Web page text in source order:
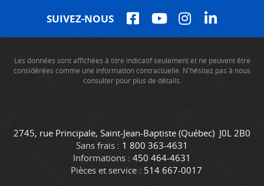
SUIVEZ-NOUS
Les données sont affichées à titre indicatif seulement et ne peuvent être
considérées comme une information contractuelle. N'hésitez pas à nous
consulter pour plus de détails.
C
o
n
t
C
a
m
i
2745, rue Principale, Saint-Jean-Baptiste (Québec) J0L 2B0
Sans frais : 1 800 363-4631
Informations : 450 464-4631
Pièces et service : 514 667-0017